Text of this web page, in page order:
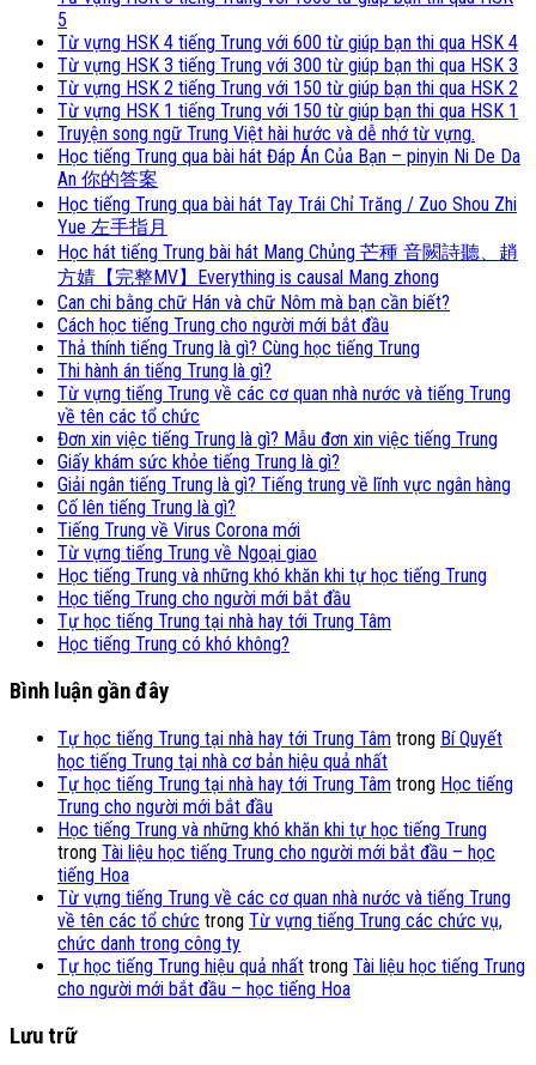
5
Từ vựng HSK 4 tiếng Trung với 600 từ giúp bạn thi qua HSK 4
Từ vựng HSK 3 tiếng Trung với 300 từ giúp bạn thi qua HSK 3
Từ vựng HSK 2 tiếng Trung với 150 từ giúp bạn thi qua HSK 2
Từ vựng HSK 1 tiếng Trung với 150 từ giúp bạn thi qua HSK 1
Truyện song ngữ Trung Việt hài hước và dễ nhớ từ vựng.
Học tiếng Trung qua bài hát Đáp Án Của Bạn – pinyin Ni De Da
An 你的答案
Học tiếng Trung qua bài hát Tay Trái Chỉ Trăng / Zuo Shou Zhi
Yue 左手指月
Học hát tiếng Trung bài hát Mang Chủng 芒種 音闕詩聽、趙
方婧【完整MV】Everything is causal Mang zhong
Can chi bằng chữ Hán và chữ Nôm mà bạn cần biết?
Cách học tiếng Trung cho người mới bắt đầu
Thả thính tiếng Trung là gì? Cùng học tiếng Trung
Thi hành án tiếng Trung là gì?
Từ vựng tiếng Trung về các cơ quan nhà nước và tiếng Trung
về tên các tổ chức
Đơn xin việc tiếng Trung là gì? Mẫu đơn xin việc tiếng Trung
Giấy khám sức khỏe tiếng Trung là gì?
Giải ngân tiếng Trung là gì? Tiếng trung về lĩnh vực ngân hàng
Cố lên tiếng Trung là gì?
Tiếng Trung về Virus Corona mới
Từ vựng tiếng Trung về Ngoại giao
Học tiếng Trung và những khó khăn khi tự học tiếng Trung
Học tiếng Trung cho người mới bắt đầu
Tự học tiếng Trung tại nhà hay tới Trung Tâm
Học tiếng Trung có khó không?
Bình luận gần đây
Tự học tiếng Trung tại nhà hay tới Trung Tâm trong Bí Quyết
học tiếng Trung tại nhà cơ bản hiệu quả nhất
Tự học tiếng Trung tại nhà hay tới Trung Tâm trong Học tiếng
Trung cho người mới bắt đầu
Học tiếng Trung và những khó khăn khi tự học tiếng Trung
trong Tài liệu học tiếng Trung cho người mới bắt đầu – học
tiếng Hoa
Từ vựng tiếng Trung về các cơ quan nhà nước và tiếng Trung
về tên các tổ chức trong Từ vựng tiếng Trung các chức vụ,
chức danh trong công ty
Tự học tiếng Trung hiệu quả nhất trong Tài liệu học tiếng Trung
cho người mới bắt đầu – học tiếng Hoa
Lưu trữ